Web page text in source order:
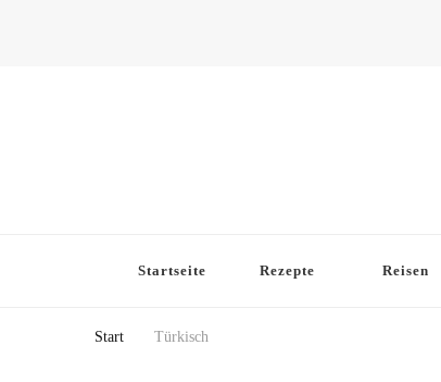
Startseite Rezepte Reisen
Start Türkisch